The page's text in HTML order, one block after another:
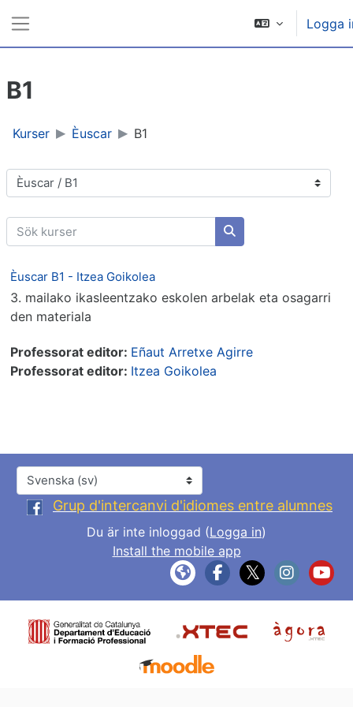
Logga
B1
Kurser Èuscar B1
Kurskategorier
Sök kurser
Sök kurser
Èuscar B1 - Itzea Goikolea
3. mailako ikasleentzako eskolen arbelak eta osagarri
den materiala
Professorat editor: Eñaut Arretxe Agirre
Professorat editor: Itzea Goikolea
Språk
Grup d'intercanvi d'idiomes entre alumnes
Du är inte inloggad (Logga in)
Install the mobile app